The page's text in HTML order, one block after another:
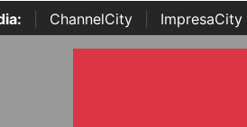
ChannelCity ImpresaCity